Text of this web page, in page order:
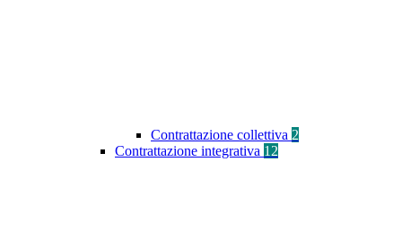
Contrattazione collettiva 2
Contrattazione integrativa 12